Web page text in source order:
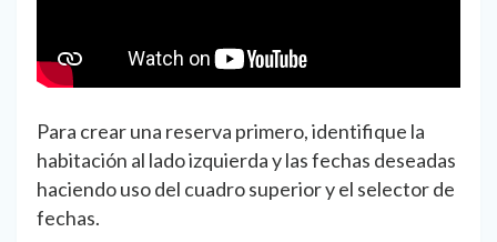
Para crear una reserva primero, identifique la
habitación al lado izquierda y las fechas deseadas
haciendo uso del cuadro superior y el selector de
fechas.